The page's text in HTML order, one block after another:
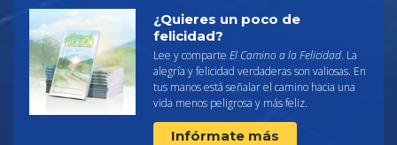
¿Quieres un poco de
felicidad?
Lee y comparte El Camino a la Felicidad. La
alegría y felicidad verdaderas son valiosas. En
tus manos está señalar el camino hacia una
vida menos peligrosa y más feliz.
Infórmate más